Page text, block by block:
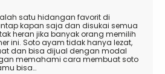
satu hidangan favorit di
kapan saja dan disukai semua
heran jika banyak orang memilih
ini. Soto ayam tidak hanya lezat,
dan bisa dijual dengan modal
memahami cara membuat soto
bisa…